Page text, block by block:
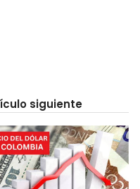
siguiente